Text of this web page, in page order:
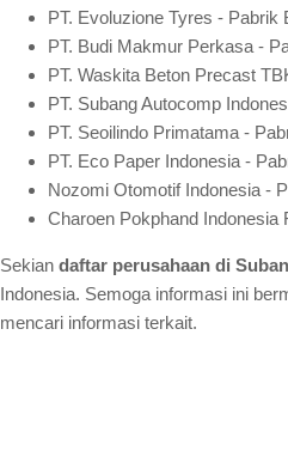
PT. Evoluzione Tyres - Pabrik
PT. Budi Makmur Perkasa -
PT. Waskita Beton Precast
PT. Subang Autocomp
PT. Seoilindo Primatama -
PT. Eco Paper Indonesia -
Nozomi Otomotif Indonesia -
Charoen Pokphand Indonesia
Sekian daftar perusahaan di
Indonesia. Semoga informasi ini
mencari informasi terkait.